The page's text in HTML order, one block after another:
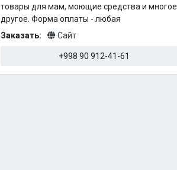
товары для мам, моющие средства и многое
другое. Форма оплаты - любая
Заказать:
Сайт
+998 90 912-41-61